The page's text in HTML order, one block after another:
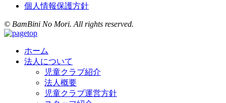
個人情報保護方針
© BamBini No Mori. All rights reserved.
ホーム
法人について
児童クラブ紹介
法人概要
児童クラブ運営方針